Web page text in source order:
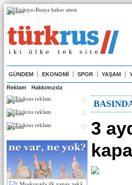
Реклама
GÜNDEM EKONOMİ SPOR YAŞAM
Reklam Hakkımızda
Реклама
Реклама
Реклама
3